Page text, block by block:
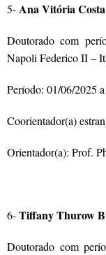
5- Ana Vitória Costa
Doutorado com
Napoli Federico II –
Período: 01/06/2025 a
Coorientador(a)
Orientador(a): Prof.
6-Tiffany Thurow
Doutorado com